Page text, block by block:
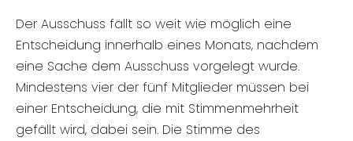
Der Ausschuss fällt so weit wie möglich eine
Entscheidung innerhalb eines Monats, nachdem
eine Sache dem Ausschuss vorgelegt wurde.
Mindestens vier der fünf Mitglieder müssen bei
einer Entscheidung, die mit Stimmenmehrheit
gefällt wird, dabei sein. Die Stimme des